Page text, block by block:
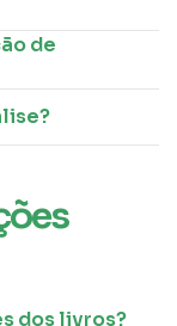
de
dos livros?